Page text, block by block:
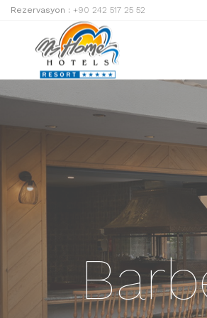
Rezervasyon : +90 242 517 25 52